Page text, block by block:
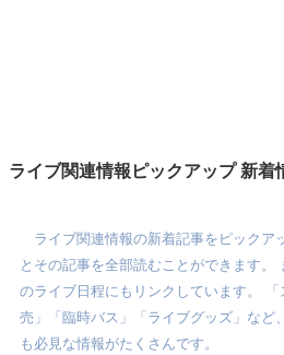
ライブ関連情報ピックアップ 新着
ライブ関連情報の新着記事をピックア
とその記事を全部読むことができます。
のライブ日程にもリンクしています。
売」「臨時バス」「ライブグッズ」など
も必見な情報がたくさんです。